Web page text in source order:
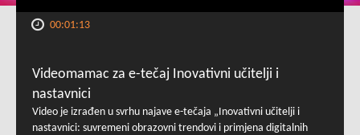
00:01:13
Videomamac za e-tečaj Inovativni učitelji i
nastavnici
Video je izrađen u svrhu najave e-tečaja „Inovativni učitelji i
nastavnici: suvremeni obrazovni trendovi i primjena digitalnih